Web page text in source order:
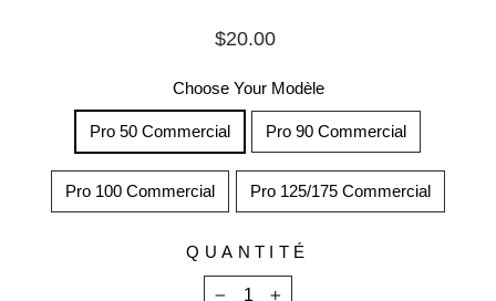
Prix
$20.00
Choose Your Modèle
Pro 50 Commercial Pro 90 Commercial
Pro 100 Commercial Pro 125/175 Commercial
QUANTITÉ